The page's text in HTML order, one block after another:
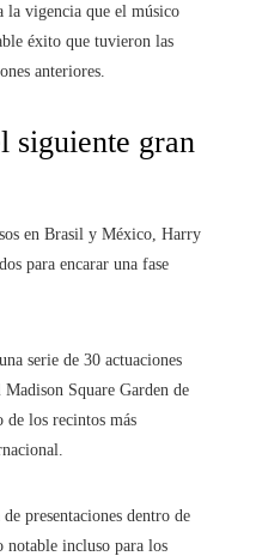
la vigencia que el músico
éxito que tuvieron las
anteriores.
siguiente gran
en Brasil y México, Harry
para encarar una fase
serie de 30 actuaciones
Square Garden de
los recintos más
presentaciones dentro de
notable incluso para los